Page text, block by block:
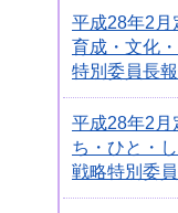
平成28年2月
育成・文化
特別委員長報
平成28年2月
ち・ひと・
戦略特別委員